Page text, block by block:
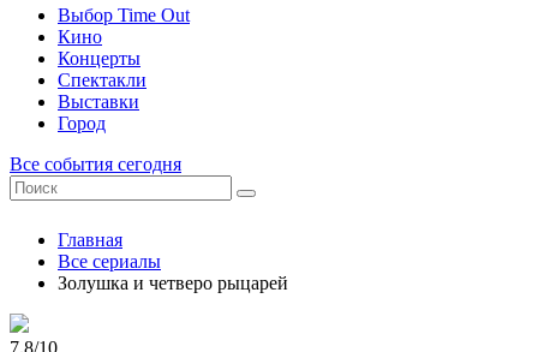
Выбор Time Out
Кино
Концерты
Спектакли
Выставки
Город
Все события сегодня
Главная
Все сериалы
Золушка и четверо рыцарей
7.8/10